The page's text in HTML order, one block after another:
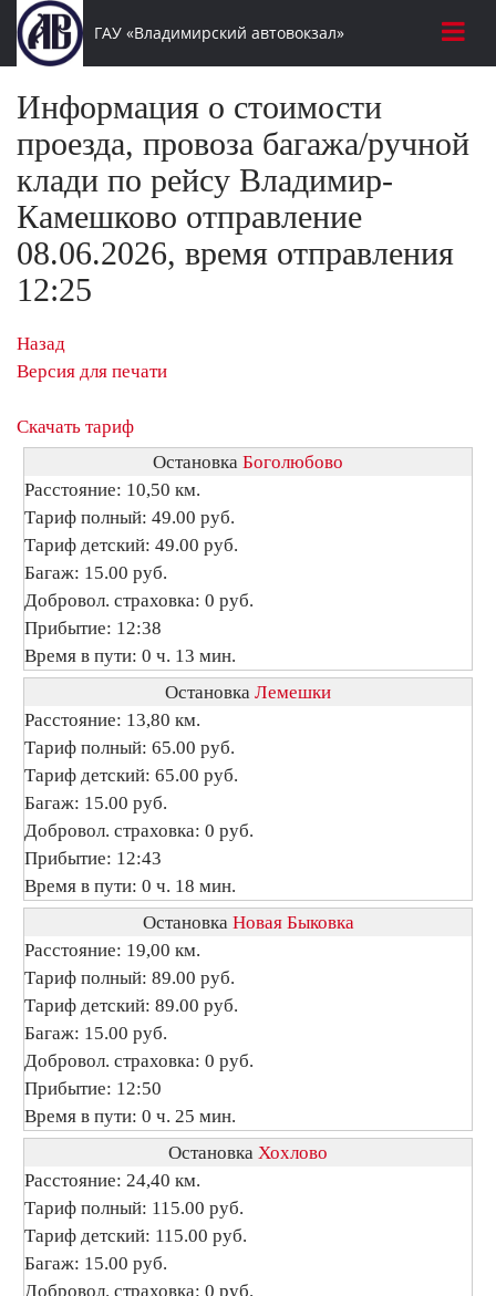
ГАУ «Владимирский автовокзал»
Информация о стоимости
проезда, провоза багажа/ручной
клади по рейсу Владимир-
Камешково отправление
08.06.2026, время отправления
12:25
Назад
Версия для печати
Скачать тариф
Остановка Боголюбово
Расстояние: 10,50 км.
Тариф полный: 49.00 руб.
Тариф детский: 49.00 руб.
Багаж: 15.00 руб.
Добровол. страховка: 0 руб.
Прибытие: 12:38
Время в пути: 0 ч. 13 мин.
Остановка Лемешки
Расстояние: 13,80 км.
Тариф полный: 65.00 руб.
Тариф детский: 65.00 руб.
Багаж: 15.00 руб.
Добровол. страховка: 0 руб.
Прибытие: 12:43
Время в пути: 0 ч. 18 мин.
Остановка Новая Быковка
Расстояние: 19,00 км.
Тариф полный: 89.00 руб.
Тариф детский: 89.00 руб.
Багаж: 15.00 руб.
Добровол. страховка: 0 руб.
Прибытие: 12:50
Время в пути: 0 ч. 25 мин.
Остановка Хохлово
Расстояние: 24,40 км.
Тариф полный: 115.00 руб.
Тариф детский: 115.00 руб.
Багаж: 15.00 руб.
Добровол. страховка: 0 руб.